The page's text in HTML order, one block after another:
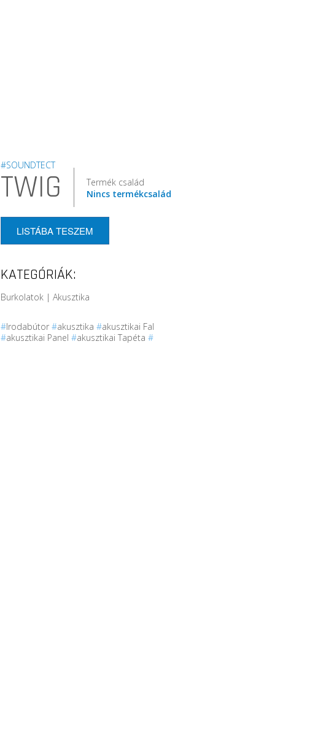
#SOUNDTECT
TWIG
Termék család
Nincs termékcsalád
LISTÁBA TESZEM
KATEGÓRIÁK:
Burkolatok | Akusztika
#Irodabútor #akusztika #akusztikai Fal
#akusztikai Panel #akusztikai Tapéta #